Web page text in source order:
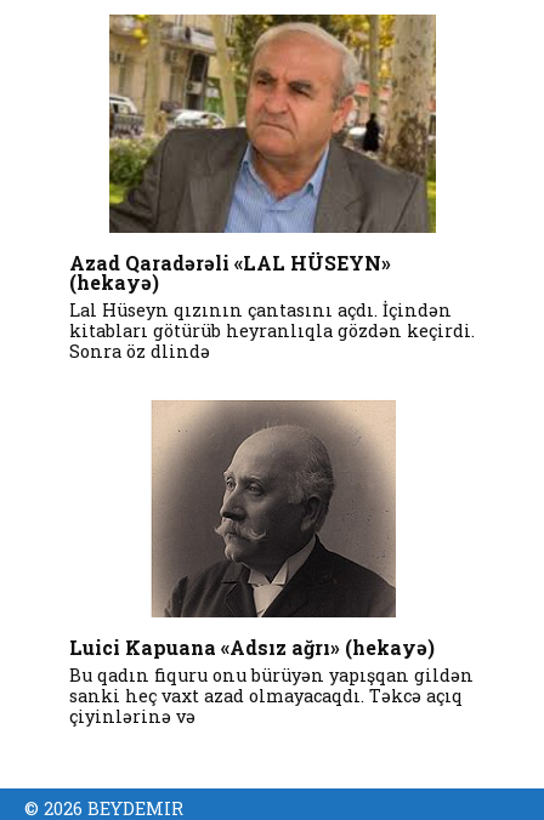
Azad Qaradərəli «LAL HÜSEYN»
(hekayə)
Lal Hüseyn qızının çantasını açdı. İçindən
kitabları götürüb heyranlıqla gözdən keçirdi.
Sonra öz dlində
Luici Kapuana «Adsız ağrı» (hekayə)
Bu qadın fiquru onu bürüyən yapışqan gildən
sanki heç vaxt azad olmayacaqdı. Təkcə açıq
çiyinlərinə və
© 2026 BEYDEMIR